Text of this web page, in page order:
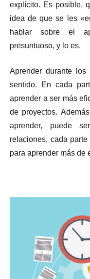
explícito. Es posible,
idea de que se les
hablar sobre el
presuntuoso, y lo es.
Aprender durante
sentido. En cada
aprender a ser más
de proyectos.
aprender, puede
relaciones, cada
para aprender más de